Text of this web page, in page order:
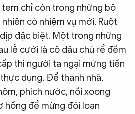
chỉ còn trong những bộ
có nhiệm vụ mới. Ruột
đặc biệt. Một trong những
lễ cưới là cô dâu chú rể đếm
thì người ta ngại mừng tiền
dụng. Để thanh nhã,
phích nước, nồi xoong
hồng để mừng đôi loan